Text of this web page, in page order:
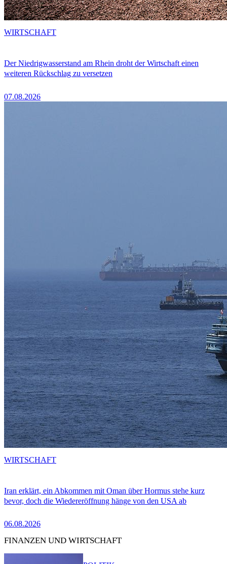
Der Niedrigwasserstand am Rhein droht der Wirtschaft einen
weiteren Rückschlag zu versetzen
07.08.2026
WIRTSCHAFT
Iran erklärt, ein Abkommen mit Oman über Hormus stehe kurz
bevor, doch die Wiedereröffnung hänge von den USA ab
06.08.2026
WIRTSCHAFT
FINANZEN UND WIRTSCHAFT